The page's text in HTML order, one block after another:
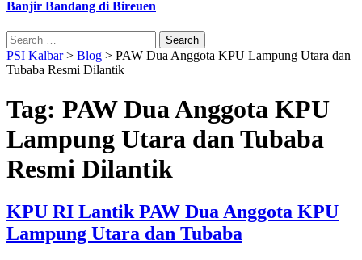
Banjir Bandang di Bireuen
Search
for:
PSI Kalbar> Blog > PAW Dua Anggota KPU Lampung Utara dan
Tubaba Resmi Dilantik
Tag: PAW Dua Anggota KPU
Lampung Utara dan Tubaba
Resmi Dilantik
KPU RI Lantik PAW Dua Anggota KPU
Lampung Utara dan Tubaba